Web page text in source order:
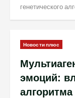
генетического
Новости плюс
эмоций: